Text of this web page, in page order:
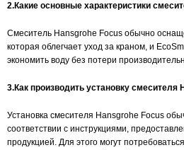
2.Какие основные характеристики
Смеситель Hansgrohe Focus обычно
которая облегчает уход за краном, и
экономить воду без потери
3.Как производить установку смесителя
Установка смесителя Hansgrohe Focus
соответствии с инструкциями,
продукцией. Для этого могут